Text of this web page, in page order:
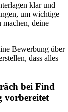
klar und
um wichtige
deine
Bewerbung über
dass alles
bei Find
vorbereitet